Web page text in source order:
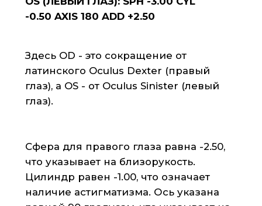
клинику если у вас возникли какие-
либо вопросы по поводу